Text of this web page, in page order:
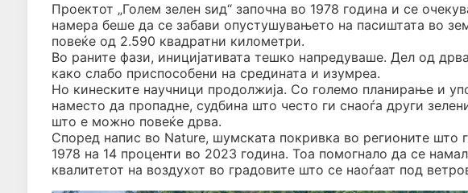
Проектот „Голем зелен ѕид“ започна во 1978 година и се
намера беше да се забави опустушувањето на пасиштата во
повеќе од 2.590 квадратни километри.
Во раните фази, иницијативата тешко напредуваше. Дел од
како слабо приспособени на средината и изумреа.
Но кинеските научници продолжија. Со големо планирање и
наместо да пропадне, судбина што често ги снаоѓа други
што е можно повеќе дрва.
Според напис во Nature, шумската покривка во регионите што
1978 на 14 проценти во 2023 година. Тоа помогнало да се
квалитетот на воздухот во градовите што се наоѓаат под